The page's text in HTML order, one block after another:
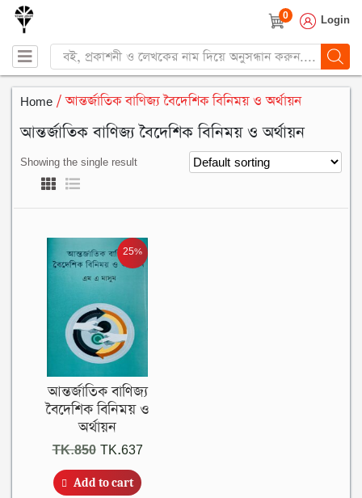
0 Login
Products
search
Home / আন্তর্জাতিক বাণিজ্য বৈদেশিক বিনিময় ও অর্থায়ন
আন্তর্জাতিক বাণিজ্য বৈদেশিক বিনিময় ও অর্থায়ন
Showing the single result
25%
আন্তর্জাতিক বাণিজ্য
বৈদেশিক বিনিময় ও
অর্থায়ন
TK.850 Original
price
was:
TK.637Current
Add to cart